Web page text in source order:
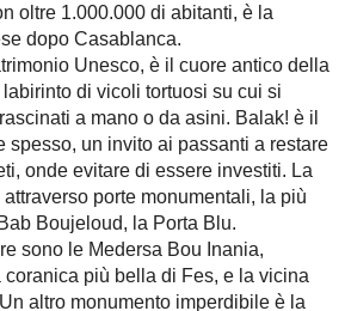
oltre 1.000.000 di abitanti, è la
dopo Casablanca.
Unesco, è il cuore antico della
di vicoli tortuosi su cui si
a mano o da asini. Balak! è il
spesso, un invito ai passanti a restare
onde evitare di essere investiti. La
porte monumentali, la più
Boujeloud, la Porta Blu.
sono le Medersa Bou Inania,
più bella di Fes, e la vicina
altro monumento imperdibile è la